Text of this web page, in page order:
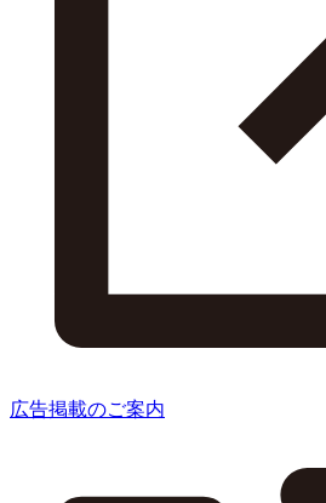
広告掲載のご案内